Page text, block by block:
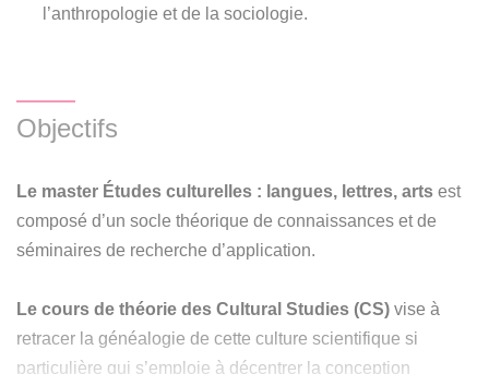
l’anthropologie et de la sociologie.
Objectifs
Le master Études culturelles : langues, lettres, arts est
composé d’un socle théorique de connaissances et de
séminaires de recherche d’application.
Le cours de théorie des Cultural Studies (CS) vise à
retracer la généalogie de cette culture scientifique si
particulière qui s’emploie à décentrer la conception